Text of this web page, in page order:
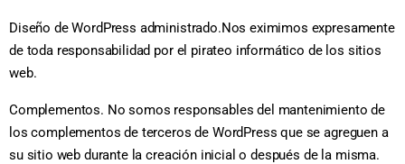
Diseño de WordPress administrado.Nos eximimos expresamente
de toda responsabilidad por el pirateo informático de los sitios
web.
Complementos. No somos responsables del mantenimiento de
los complementos de terceros de WordPress que se agreguen a
su sitio web durante la creación inicial o después de la misma.